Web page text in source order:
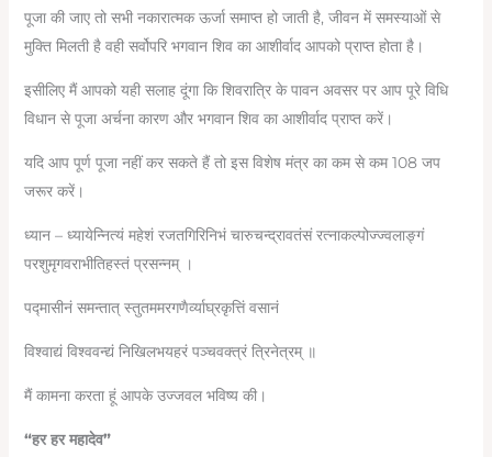
पूजा की जाए तो सभी नकारात्मक ऊर्जा समाप्त हो जाती है, जीवन में समस्याओं से
मुक्ति मिलती है वही सर्वोपरि भगवान शिव का आशीर्वाद आपको प्राप्त होता है।
इसीलिए मैं आपको यही सलाह दूंगा कि शिवरात्रि के पावन अवसर पर आप पूरे विधि
विधान से पूजा अर्चना कारण और भगवान शिव का आशीर्वाद प्राप्त करें।
यदि आप पूर्ण पूजा नहीं कर सकते हैं तो इस विशेष मंत्र का कम से कम 108 जप
जरूर करें।
ध्यान – ध्यायेन्नित्यं महेशं रजतगिरिनिभं चारुचन्द्रावतंसं रत्नाकल्पोज्ज्वलाङ्गं
परशुमृगवराभीतिहस्तं प्रसन्नम् ।
पद्मासीनं समन्तात् स्तुतममरगणैर्व्याघ्रकृत्तिं वसानं
विश्वाद्यं विश्ववन्द्यं निखिलभयहरं पञ्चवक्त्रं त्रिनेत्रम् ॥
मैं कामना करता हूं आपके उज्जवल भविष्य की।
“हर हर महादेव”